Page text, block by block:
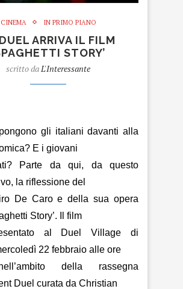
CINEMA IN PRIMO PIANO
ARRIVA IL FILM
STORY’
scritto da L'Interessante
gli italiani davanti alla
E i giovani
Parte da qui, da questo
la riflessione del
De Caro e della sua opera
Story’. Il film
al Duel
Village di
22 febbraio alle ore
della rassegna
Duel curata da Christian